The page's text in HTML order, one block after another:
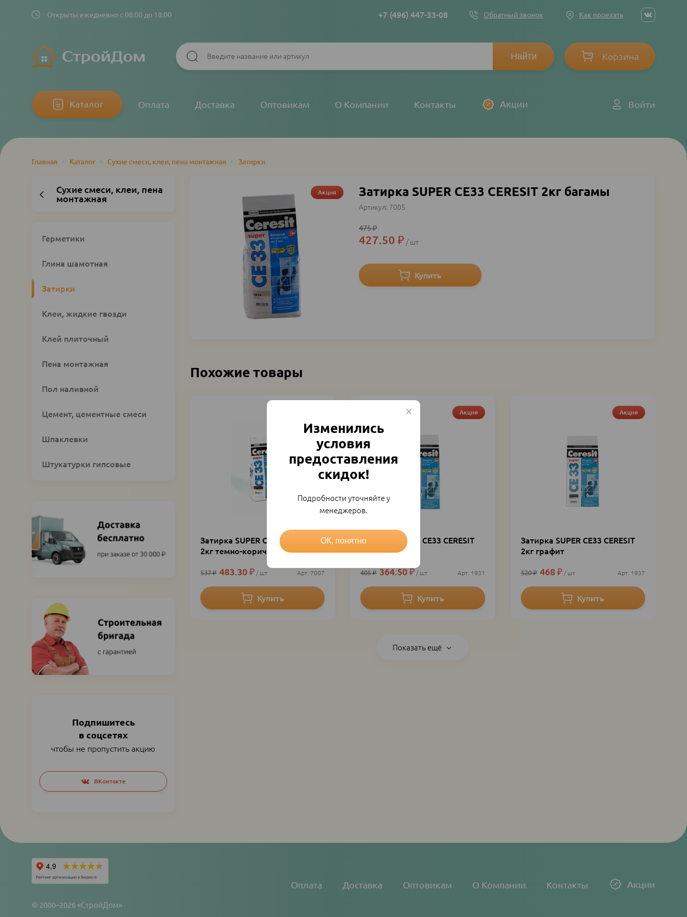
Открыты ежедневно с 08:00 до 18:00 +7 (496) 447-33-08 Обратный звонок Как проехать
Social
links
Корзина
Основная
навигация
Каталог Оплата Доставка Оптовикам О Компании Контакты Акции
LogВойти
Строка
Главная Каталог Сухие смеси, клеи, пена монтажная Затирки
Сухие смеси, клеи, пена
монтажная
Custom
block
Герметики
Глина шамотная
Затирки
Клеи, жидкие гвозди
Клей плиточный
Пена монтажная
Пол наливной
Цемент, цементные смеси
Шпаклевки
Штукатурки гипсовые
Подпишитесь
в соцсетях
чтобы не пропустить акцию
Social
networks
links
ВКонтакте
Акция Затирка SUPER CE33 CERESIT 2кг багамы
7005
475₽
427.50 ₽ шт
Похожие товары
Затирка SUPER CE33 CERESIT
2кг темно-коричневая № 58
537 ₽ 483.30 ₽ шт 7007
Акция
Затирка SUPER CE33 CERESIT
2кг серая
405 ₽ 364.50 ₽ шт 1931
Акция
Затирка SUPER CE33 CERESIT
2кг графит
520 ₽ 468 ₽ шт 1937
Показать ещё
© 2000–2026 «СтройДом»
Основная
Оплата Доставка Оптовикам О Компании Контакты Акции
Изменились
условия
предоставления
скидок!
Подробности уточняйте у
менеджеров.
ОК, понятно